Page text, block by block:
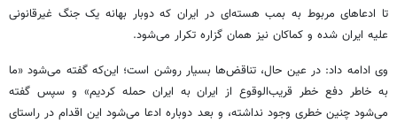
تا ادعاهای مربوط به بمب هسته‌ای در ایران که دوبار بهانه یک جنگ غیرقانونی
علیه ایران شده و کماکان نیز همان گزاره تکرار می‌شود.
وی ادامه داد: در عین حال، تناقض‌ها بسیار روشن است؛ این‌که گفته می‌شود «ما
به خاطر دفع خطر قریب‌الوقوع از ایران به ایران حمله کردیم» و سپس گفته
می‌شود چنین خطری وجود نداشته، و بعد دوباره ادعا می‌شود این اقدام در راستای